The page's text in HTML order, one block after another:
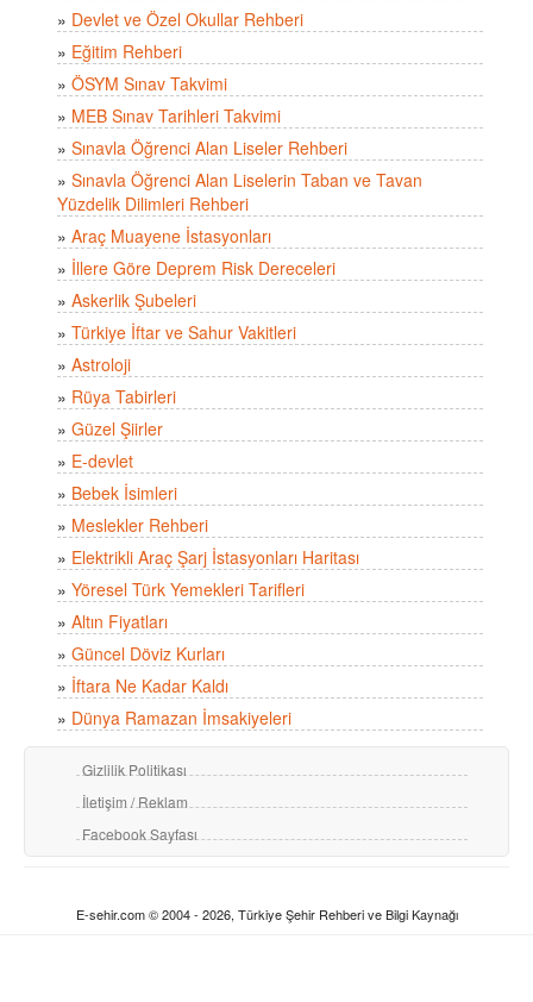
» Devlet ve Özel Okullar Rehberi
» Eğitim Rehberi
» ÖSYM Sınav Takvimi
» MEB Sınav Tarihleri Takvimi
» Sınavla Öğrenci Alan Liseler Rehberi
» Sınavla Öğrenci Alan Liselerin Taban ve Tavan
Yüzdelik Dilimleri Rehberi
» Araç Muayene İstasyonları
» İllere Göre Deprem Risk Dereceleri
» Askerlik Şubeleri
» Türkiye İftar ve Sahur Vakitleri
» Astroloji
» Rüya Tabirleri
» Güzel Şiirler
» E-devlet
» Bebek İsimleri
» Meslekler Rehberi
» Elektrikli Araç Şarj İstasyonları Haritası
» Yöresel Türk Yemekleri Tarifleri
» Altın Fiyatları
» Güncel Döviz Kurları
» İftara Ne Kadar Kaldı
» Dünya Ramazan İmsakiyeleri
Gizlilik Politikası
İletişim / Reklam
Facebook Sayfası
E-sehir.com © 2004 - 2026, Türkiye Şehir Rehberi ve Bilgi Kaynağı